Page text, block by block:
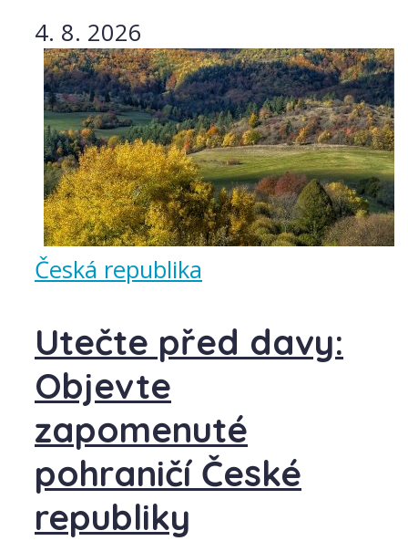
4. 8. 2026
Česká republika
Utečte před davy:
Objevte
zapomenuté
pohraničí České
republiky